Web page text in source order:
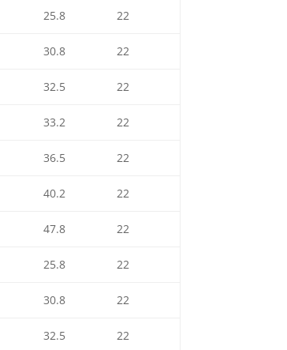
25.8
22
30.8
22
32.5
22
33.2
22
36.5
22
40.2
22
47.8
22
25.8
22
30.8
22
32.5
22